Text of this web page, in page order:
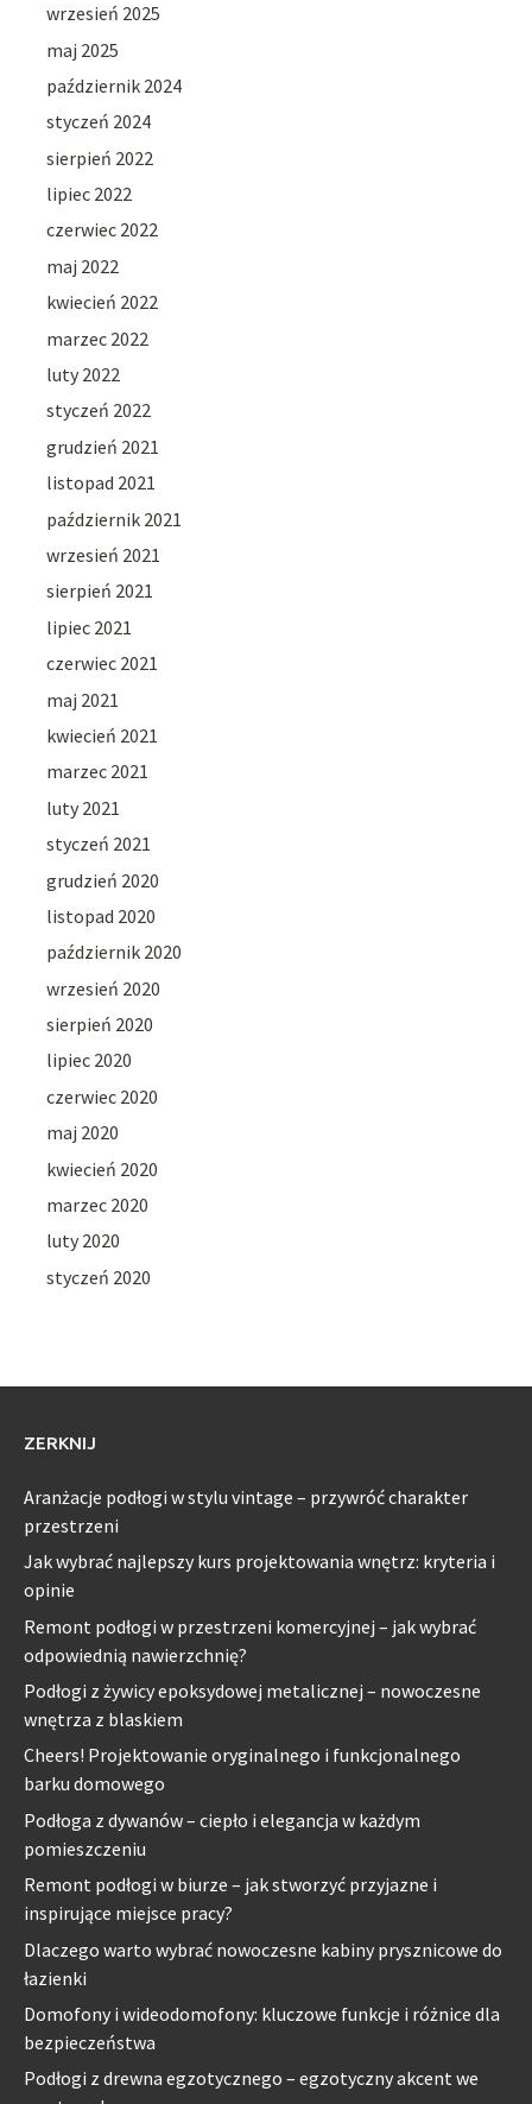
wrzesień 2025
maj 2025
październik 2024
styczeń 2024
sierpień 2022
lipiec 2022
czerwiec 2022
maj 2022
kwiecień 2022
marzec 2022
luty 2022
styczeń 2022
grudzień 2021
listopad 2021
październik 2021
wrzesień 2021
sierpień 2021
lipiec 2021
czerwiec 2021
maj 2021
kwiecień 2021
marzec 2021
luty 2021
styczeń 2021
grudzień 2020
listopad 2020
październik 2020
wrzesień 2020
sierpień 2020
lipiec 2020
czerwiec 2020
maj 2020
kwiecień 2020
marzec 2020
luty 2020
styczeń 2020
ZERKNIJ
Aranżacje podłogi w stylu vintage – przywróć charakter
przestrzeni
Jak wybrać najlepszy kurs projektowania wnętrz: kryteria i
opinie
Remont podłogi w przestrzeni komercyjnej – jak wybrać
odpowiednią nawierzchnię?
Podłogi z żywicy epoksydowej metalicznej – nowoczesne
wnętrza z blaskiem
Cheers! Projektowanie oryginalnego i funkcjonalnego
barku domowego
Podłoga z dywanów – ciepło i elegancja w każdym
pomieszczeniu
Remont podłogi w biurze – jak stworzyć przyjazne i
inspirujące miejsce pracy?
Dlaczego warto wybrać nowoczesne kabiny prysznicowe do
łazienki
Domofony i wideodomofony: kluczowe funkcje i różnice dla
bezpieczeństwa
Podłogi z drewna egzotycznego – egzotyczny akcent we